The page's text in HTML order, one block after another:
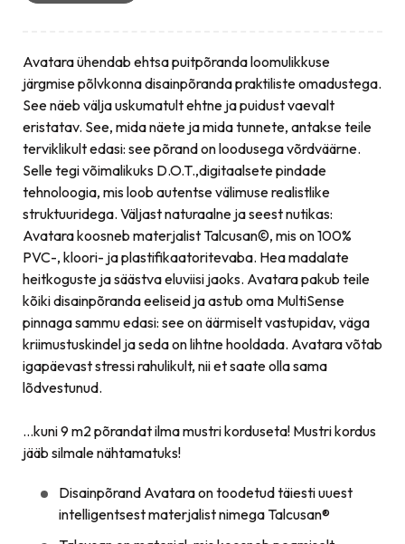
Avatara ühendab ehtsa puitpõranda loomulikkuse
järgmise põlvkonna disainpõranda praktiliste omadustega.
See näeb välja uskumatult ehtne ja puidust vaevalt
eristatav. See, mida näete ja mida tunnete, antakse teile
terviklikult edasi: see põrand on loodusega võrdväärne.
Selle tegi võimalikuks D.O.T.,digitaalsete pindade
tehnoloogia, mis loob autentse välimuse realistlike
struktuuridega. Väljast naturaalne ja seest nutikas:
Avatara koosneb materjalist Talcusan©, mis on 100%
PVC-, kloori- ja plastifikaatoritevaba. Hea madalate
heitkoguste ja säästva eluviisi jaoks. Avatara pakub teile
kõiki disainpõranda eeliseid ja astub oma MultiSense
pinnaga sammu edasi: see on äärmiselt vastupidav, väga
kriimustuskindel ja seda on lihtne hooldada. Avatara võtab
igapäevast stressi rahulikult, nii et saate olla sama
lõdvestunud.
…kuni 9 m2 põrandat ilma mustri korduseta! Mustri kordus
jääb silmale nähtamatuks!
Disainpõrand Avatara on toodetud täiesti uuest
intelligentsest materjalist nimega Talcusan®